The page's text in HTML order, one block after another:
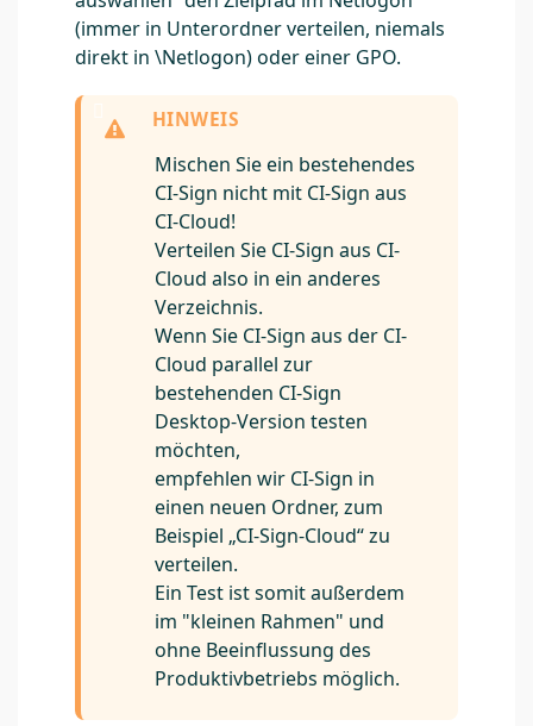
(immer in Unterordner verteilen, niemals
direkt in \Netlogon) oder einer GPO.
Mischen Sie ein bestehendes
CI-Sign nicht mit CI-Sign aus
CI-Cloud!
Verteilen Sie CI-Sign aus CI-
Cloud also in ein anderes
Verzeichnis.
Wenn Sie CI-Sign aus der CI-
Cloud parallel zur
bestehenden CI-Sign
Desktop-Version testen
möchten,
empfehlen wir CI-Sign in
einen neuen Ordner, zum
Beispiel „CI-Sign-Cloud“ zu
verteilen.
Ein Test ist somit außerdem
im "kleinen Rahmen" und
ohne Beeinflussung des
Produktivbetriebs möglich.